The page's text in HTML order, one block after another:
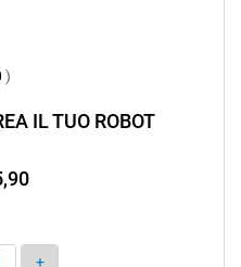
)
IL TUO ROBOT